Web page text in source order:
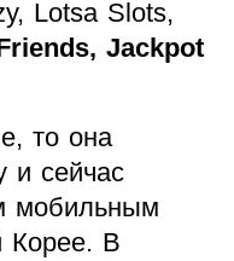
Lotsa Slots,
Jackpot
то она
и сейчас
мобильным
В